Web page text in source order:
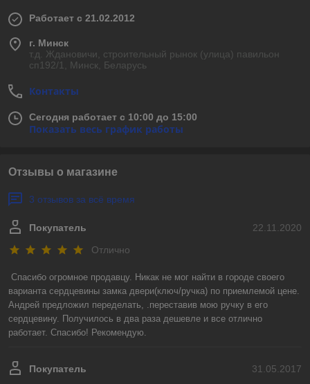
Работает с 21.02.2012
г. Минск
т.д. Ждановичи, строительный рынок (улица) павильон
сп192/1, Минск, Беларусь
Контакты
Сегодня работает с 10:00 до 15:00
Показать весь график работы
Отзывы о магазине
3 отзывов за всё время
22.11.2020
Покупатель
Отлично
Спасибо огромное продавцу. Никак не мог найти в городе своего
варианта сердцевины замка двери(ключ/ручка) по приемлемой цене.
Андрей предложил переделать, .переставив мою ручку в его
сердцевину. Получилось в два раза дешевле и все отлично
работает. Спасибо! Рекомендую.
31.05.2017
Покупатель